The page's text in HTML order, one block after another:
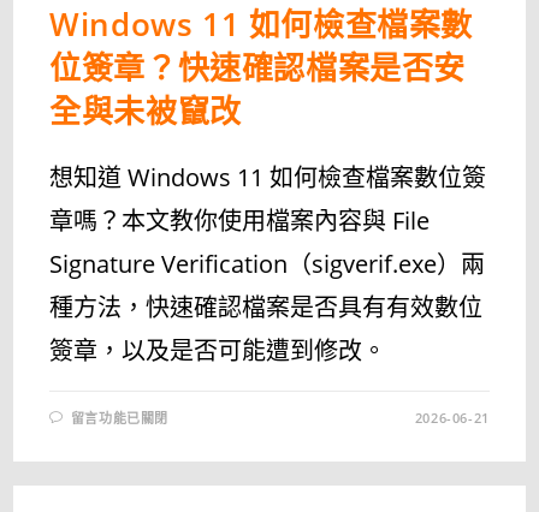
Windows 11 如何檢查檔案數
位簽章？快速確認檔案是否安
全與未被竄改
想知道 Windows 11 如何檢查檔案數位簽
章嗎？本文教你使用檔案內容與 File
Signature Verification（sigverif.exe）兩
種方法，快速確認檔案是否具有有效數位
簽章，以及是否可能遭到修改。
在
〈WINDOWS
如
留言功能已關閉 2026-06-21